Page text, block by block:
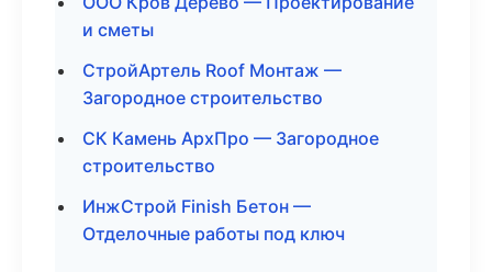
и сметы
СтройАртель Roof Монтаж —
Загородное строительство
СК Камень АрхПро — Загородное
строительство
ИнжСтрой Finish Бетон —
Отделочные работы под ключ